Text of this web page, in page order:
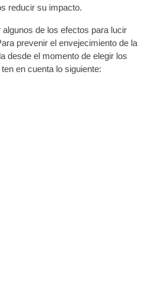
reducir su impacto.
de los efectos para lucir
prevenir el envejecimiento de la
desde el momento de elegir los
en cuenta lo siguiente: